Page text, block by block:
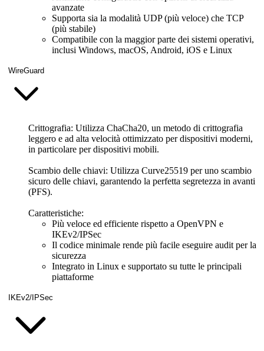
avanzate
Supporta sia la modalità UDP (più veloce) che TCP
(più stabile)
Compatibile con la maggior parte dei sistemi operativi,
inclusi Windows, macOS, Android, iOS e Linux
WireGuard
Crittografia: Utilizza ChaCha20, un metodo di crittografia
leggero e ad alta velocità ottimizzato per dispositivi moderni,
in particolare per dispositivi mobili.
Scambio delle chiavi: Utilizza Curve25519 per uno scambio
sicuro delle chiavi, garantendo la perfetta segretezza in avanti
(PFS).
Caratteristiche:
Più veloce ed efficiente rispetto a OpenVPN e
IKEv2/IPSec
Il codice minimale rende più facile eseguire audit per la
sicurezza
Integrato in Linux e supportato su tutte le principali
piattaforme
IKEv2/IPSec